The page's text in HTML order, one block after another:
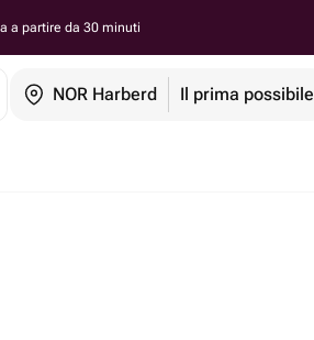
a partire da 30 minuti
NOR Harberd Il prima possibile